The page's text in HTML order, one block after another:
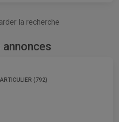
la recherche
(792)